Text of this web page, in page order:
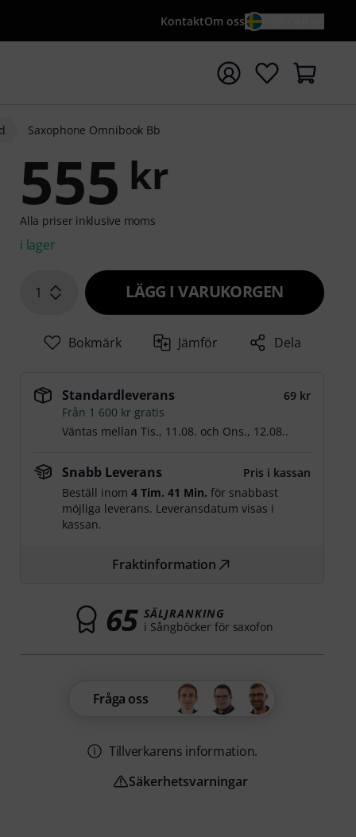
KontaktOm oss
sökningen med söktermen {searchTerm}
Saxophone Omnibook Bb
555 kr
Alla priser inklusive moms
i lager
1 LÄGG I VARUKORGEN
Bokmärk Jämför Dela
Standardleverans
69 kr
Från 1 600 kr gratis
Väntas mellanTis., 11.08. och Ons., 12.08..
Snabb Leverans
Pris i kassan
Beställ inom4 Tim. 41 Min. för snabbast
möjliga leverans. Leveransdatum visas i
kassan.
Fraktinformation
65 SÄLJRANKING
i Sångböcker för saxofon
Fråga oss
Tillverkarens information.
Säkerhetsvarningar